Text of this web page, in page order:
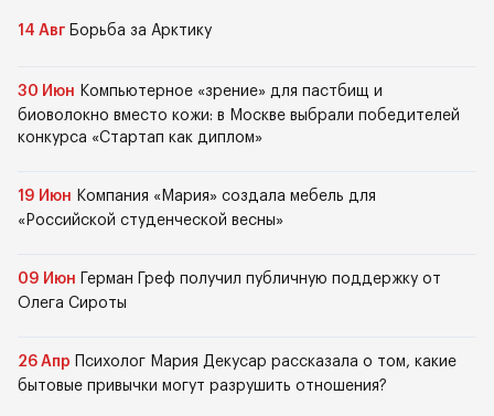
14 Авг Борьба за Арктику
30 Июн Компьютерное «зрение» для пастбищ и
биоволокно вместо кожи: в Москве выбрали победителей
конкурса «Стартап как диплом»
19 Июн Компания «Мария» создала мебель для
«Российской студенческой весны»
09 Июн
Герман Греф получил публичную поддержку от
Олега Сироты
26 Апр
Психолог Мария Декусар рассказала о том, какие
бытовые привычки могут разрушить отношения?